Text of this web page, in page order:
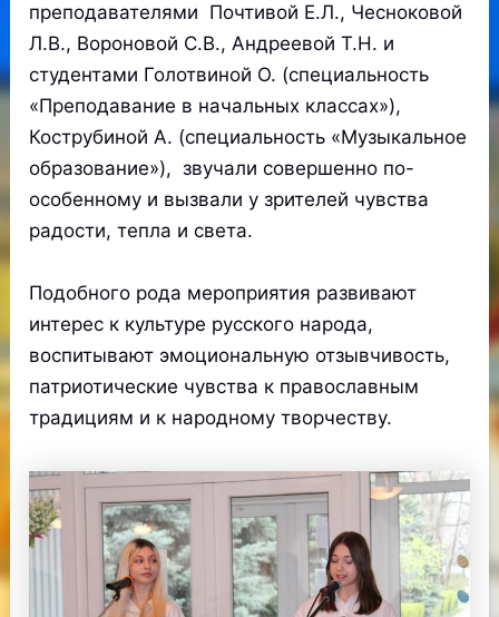
преподавателями Почтивой Е.Л., Чесноковой
Л.В., Вороновой С.В., Андреевой Т.Н. и
студентами Голотвиной О. (специальность
«Преподавание в начальных классах»),
Кострубиной А. (специальность «Музыкальное
образование»), звучали совершенно по-
особенному и вызвали у зрителей чувства
радости, тепла и света.
Подобного рода мероприятия развивают
интерес к культуре русского народа,
воспитывают эмоциональную отзывчивость,
патриотические чувства к православным
традициям и к народному творчеству.